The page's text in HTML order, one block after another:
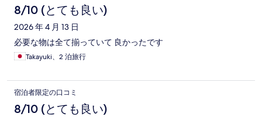
コ
ミ
8/10 (とても良い)
2026 年 4 月 13 日
必要な物は全て揃っていて 良かったです
Takayuki、2 泊旅行
宿泊者限定の口コミ
8/10 (とても良い)